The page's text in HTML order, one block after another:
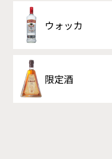
ウォッカ
限定酒